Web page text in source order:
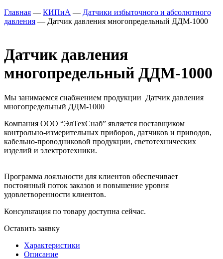
Главная — КИПиА — Датчики избыточного и абсолютного
давления — Датчик давления многопредельный ДДМ-1000
Датчик давления
многопредельный ДДМ-1000
Мы занимаемся снабжением продукции Датчик давления
многопредельный ДДМ-1000
Компания ООО “ЭлТехСнаб” является поставщиком
контрольно-измерительных приборов, датчиков и приводов,
кабельно-проводниковой продукции, светотехнических
изделий и электротехники.
Программа лояльности для клиентов обеспечивает
постоянный поток заказов и повышение уровня
удовлетворенности клиентов.
Консультация по товару доступна сейчас.
Оставить заявку
Характеристики
Описание